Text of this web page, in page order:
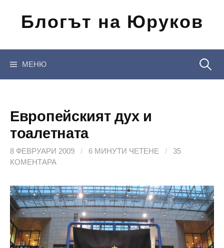
съдържанието
Блогът на Юруков
МЕНЮ
Европейският дух и
тоалетната
8 ФЕВРУАРИ 2009 / 6 МИНУТИ ЧЕТЕНЕ /
35
КОМЕНТАРА